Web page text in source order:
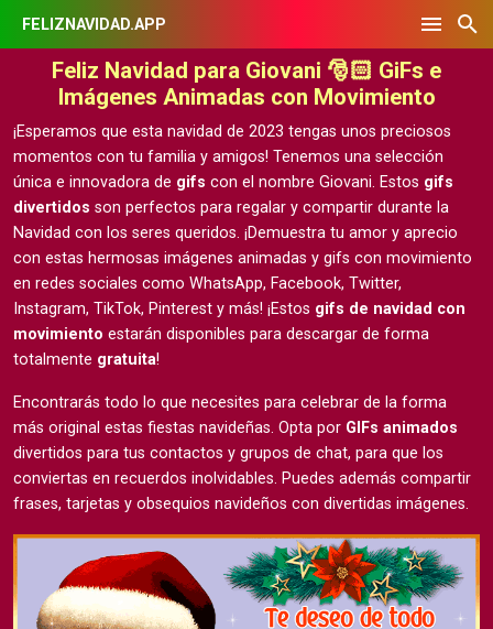
FELIZNAVIDAD.APP
Feliz Navidad para Giovani 🎅🏻 GiFs e
Imágenes Animadas con Movimiento
¡Esperamos que esta navidad de 2023 tengas unos preciosos
momentos con tu familia y amigos! Tenemos una selección
única e innovadora de gifs con el nombre Giovani. Estos gifs
divertidos son perfectos para regalar y compartir durante la
Navidad con los seres queridos. ¡Demuestra tu amor y aprecio
con estas hermosas imágenes animadas y gifs con movimiento
en redes sociales como WhatsApp, Facebook, Twitter,
Instagram, TikTok, Pinterest y más! ¡Estos gifs de navidad con
movimiento estarán disponibles para descargar de forma
totalmente gratuita!
Encontrarás todo lo que necesites para celebrar de la forma
más original estas fiestas navideñas. Opta por GIFs animados
divertidos para tus contactos y grupos de chat, para que los
conviertas en recuerdos inolvidables. Puedes además compartir
frases, tarjetas y obsequios navideños con divertidas imágenes.